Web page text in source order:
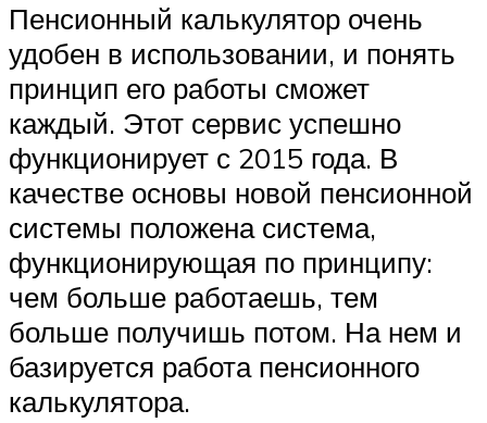
Пенсионный калькулятор очень
удобен в использовании, и понять
принцип его работы сможет
каждый. Этот сервис успешно
функционирует с 2015 года. В
качестве основы новой пенсионной
системы положена система,
функционирующая по принципу:
чем больше работаешь, тем
больше получишь потом. На нем и
базируется работа пенсионного
калькулятора.